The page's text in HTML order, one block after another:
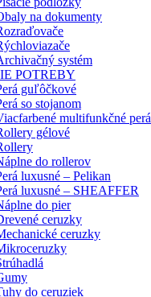
na dokumenty
systém
POTREBY
guľôčkové
so stojanom
multifunkčné perá
gélové
do rollerov
luxusné – Pelikan
luxusné – SHEAFFER
do pier
ceruzky
ceruzky
do ceruziek